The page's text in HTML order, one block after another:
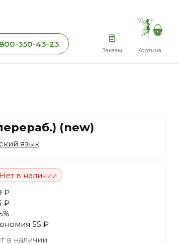
350-43-23
Заказы Корзина
(new)
язык
Нет в наличии
₽
₽
%
55 ₽
в наличии